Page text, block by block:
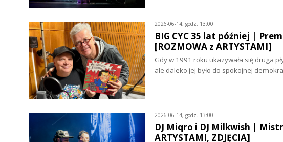
2026-06-14, godz. 13:00
BIG CYC 35 lat później |
[ROZMOWA z ARTYSTAMI]
Gdy w 1991 roku ukazywała się druga
ale daleko jej było do spokojnej
2026-06-14, godz. 13:00
DJ Miqro i DJ Milkwish |
ARTYSTAMI, ZDJĘCIA]